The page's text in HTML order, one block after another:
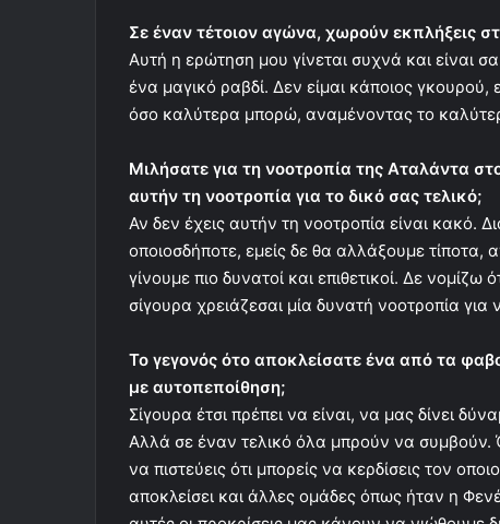
Σε έναν τέτοιον αγώνα, χωρούν εκπλήξεις
Αυτή η ερώτηση μου γίνεται συχνά και είναι
ένα μαγικό ραβδί. Δεν είμαι κάποιος
όσο καλύτερα μπορώ, αναμένοντας το
Μιλήσατε για τη νοοτροπία της Αταλάντα
αυτήν τη νοοτροπία για το δικό σας τελικό;
Αν δεν έχεις αυτήν τη νοοτροπία είναι κακό.
οποιοσδήποτε, εμείς δε θα αλλάξουμε
γίνουμε πιο δυνατοί και επιθετικοί. Δε
σίγουρα χρειάζεσαι μία δυνατή νοοτροπία για
Το γεγονός ότο αποκλείσατε ένα από τα
με αυτοπεποίθηση;
Σίγουρα έτσι πρέπει να είναι, να μας δίνει
Αλλά σε έναν τελικό όλα μπρούν να συμβούν.
να πιστεύεις ότι μπορείς να κερδίσεις τον
αποκλείσει και άλλες ομάδες όπως ήταν η